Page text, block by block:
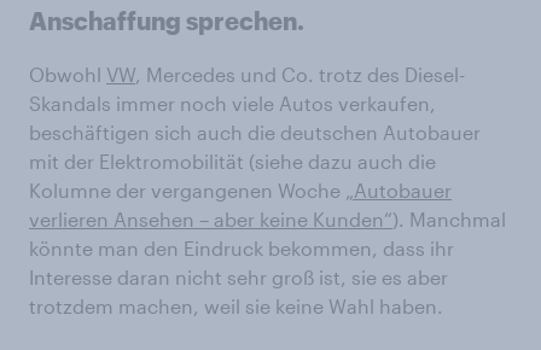
Anschaffung sprechen.
Obwohl VW, Mercedes und Co. trotz des Diesel-
Skandals immer noch viele Autos verkaufen,
beschäftigen sich auch die deutschen Autobauer
mit der Elektromobilität (siehe dazu auch die
Kolumne der vergangenen Woche „Autobauer
verlieren Ansehen – aber keine Kunden“). Manchmal
könnte man den Eindruck bekommen, dass ihr
Interesse daran nicht sehr groß ist, sie es aber
trotzdem machen, weil sie keine Wahl haben.